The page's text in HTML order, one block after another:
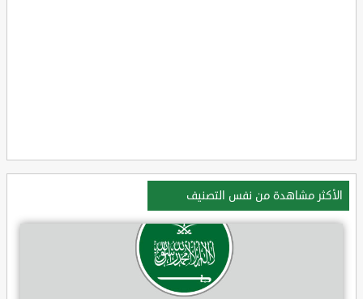
الأكثر مشاهدة من نفس التصنيف